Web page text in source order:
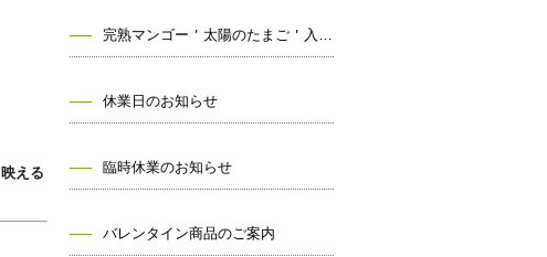
映える
完熟マンゴー＇太陽のたまご＇入荷しました！
休業日のお知らせ
臨時休業のお知らせ
バレンタイン商品のご案内